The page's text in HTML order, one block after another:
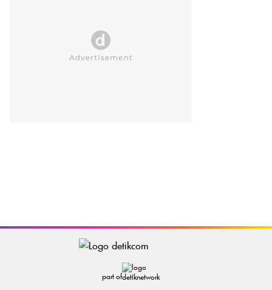
part of